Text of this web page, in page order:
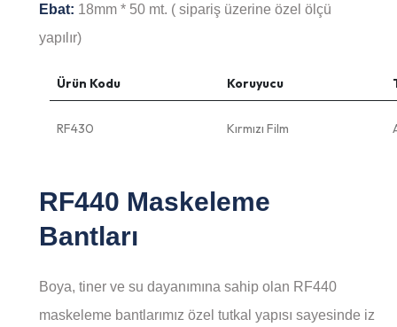
Ebat: 18mm * 50 mt. ( sipariş üzerine özel ölçü
yapılır)
Ürün Kodu Koruyucu
RF430 Kırmızı Film
RF440 Maskeleme
Bantları
Boya, tiner ve su dayanımına sahip olan RF440
maskeleme bantlarımız özel tutkal yapısı sayesinde iz